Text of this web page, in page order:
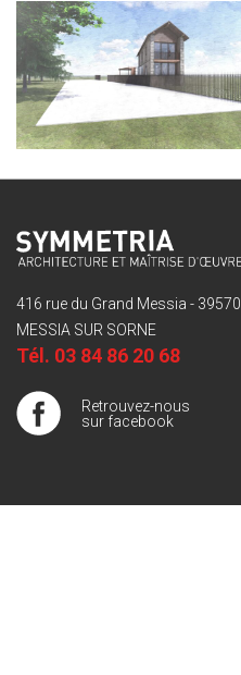
416 rue du Grand Messia - 39570
MESSIA SUR SORNE
Tél. 03 84 86 20 68
Retrouvez-nous
sur facebook